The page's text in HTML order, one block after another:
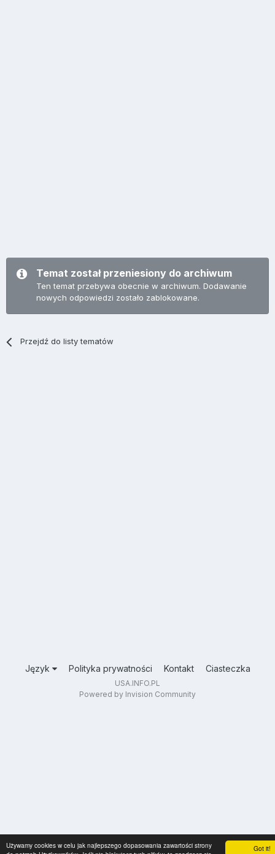
Got it!
Używamy cookies w celu jak najlepszego dopasowania zawartości strony
Temat został przeniesiony do archiwum
Ten temat przebywa obecnie w archiwum. Dodawanie
nowych odpowiedzi zostało zablokowane.
Przejdź do listy tematów
Język Polityka prywatności Kontakt Ciasteczka
USA.INFO.PL
Powered by Invision Community